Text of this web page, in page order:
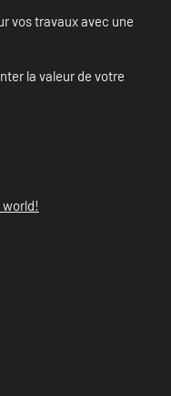
vos travaux avec une
la valeur de votre
world!